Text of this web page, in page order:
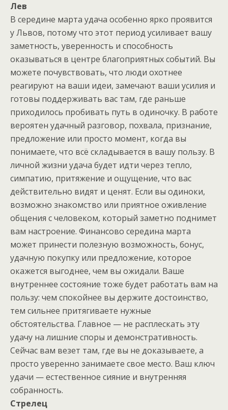
Лев
В середине марта удача особенно ярко проявится
у Львов, потому что этот период усиливает вашу
заметность, уверенность и способность
оказываться в центре благоприятных событий. Вы
можете почувствовать, что люди охотнее
реагируют на ваши идеи, замечают ваши усилия и
готовы поддерживать вас там, где раньше
приходилось пробивать путь в одиночку. В работе
вероятен удачный разговор, похвала, признание,
предложение или просто момент, когда вы
понимаете, что всё складывается в вашу пользу. В
личной жизни удача будет идти через тепло,
симпатию, притяжение и ощущение, что вас
действительно видят и ценят. Если вы одиноки,
возможно знакомство или приятное оживление
общения с человеком, который заметно поднимет
вам настроение. Финансово середина марта
может принести полезную возможность, бонус,
удачную покупку или предложение, которое
окажется выгоднее, чем вы ожидали. Ваше
внутреннее состояние тоже будет работать вам на
пользу: чем спокойнее вы держите достоинство,
тем сильнее притягиваете нужные
обстоятельства. Главное — не расплескать эту
удачу на лишние споры и демонстративность.
Сейчас вам везет там, где вы не доказываете, а
просто уверенно занимаете свое место. Ваш ключ
удачи — естественное сияние и внутренняя
собранность.
Стрелец